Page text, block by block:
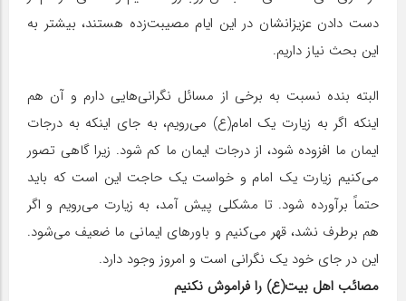
دست دادن عزیزانشان در این ایام مصیبت‌زده هستند، بیشتر به
این بحث نیاز داریم.
البته بنده نسبت به برخی از مسائل نگرانی‌هایی دارم و آن هم
اینکه اگر به زیارت یک امام(ع) می‌رویم، به جای اینکه به درجات
ایمان ما افزوده شود، از درجات ایمان ما کم شود. زیرا گاهی تصور
می‌کنیم زیارت یک امام و خواست یک حاجت این است که باید
حتماً برآورده شود. تا مشکلی پیش آمد، به زیارت می‌‌رویم و اگر
هم برطرف نشد، قهر می‌کنیم و باورهای ایمانی ما ضعیف می‌شود.
این در جای خود یک نگرانی است و امروز وجود دارد.
مصائب اهل بیت(ع) را فراموش نکنیم